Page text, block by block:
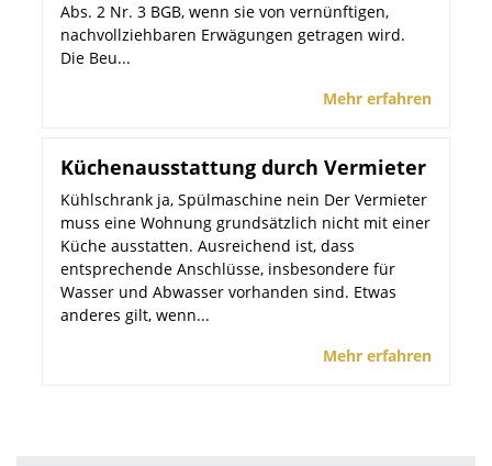
Abs. 2 Nr. 3 BGB, wenn sie von vernünftigen,
nachvollziehbaren Erwägungen getragen wird.
Die Beu...
Mehr erfahren
Küchenausstattung durch Vermieter
Kühlschrank ja, Spülmaschine nein Der Vermieter
muss eine Wohnung grundsätzlich nicht mit einer
Küche ausstatten. Ausreichend ist, dass
entsprechende Anschlüsse, insbesondere für
Wasser und Abwasser vorhanden sind. Etwas
anderes gilt, wenn...
Mehr erfahren